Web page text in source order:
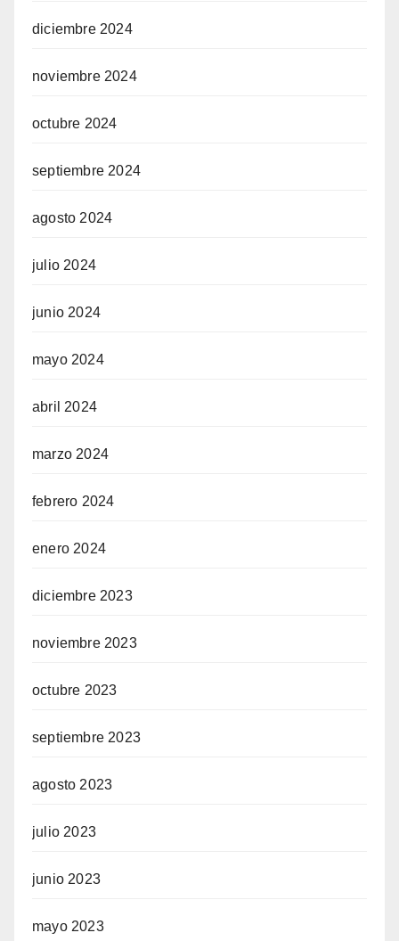
diciembre 2024
noviembre 2024
octubre 2024
septiembre 2024
agosto 2024
julio 2024
junio 2024
mayo 2024
abril 2024
marzo 2024
febrero 2024
enero 2024
diciembre 2023
noviembre 2023
octubre 2023
septiembre 2023
agosto 2023
julio 2023
junio 2023
mayo 2023